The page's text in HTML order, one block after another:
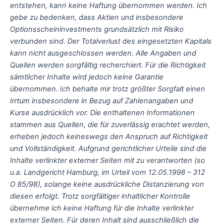
entstehen, kann keine Haftung übernommen werden. Ich
gebe zu bedenken, dass Aktien und insbesondere
Optionsscheininvestments grundsätzlich mit Risiko
verbunden sind. Der Totalverlust des eingesetzten Kapitals
kann nicht ausgeschlossen werden. Alle Angaben und
Quellen werden sorgfältig recherchiert. Für die Richtigkeit
sämtlicher Inhalte wird jedoch keine Garantie
übernommen. Ich behalte mir trotz größter Sorgfalt einen
Irrtum insbesondere in Bezug auf Zahlenangaben und
Kurse ausdrücklich vor. Die enthaltenen Informationen
stammen aus Quellen, die für zuverlässig erachtet werden,
erheben jedoch keineswegs den Anspruch auf Richtigkeit
und Vollständigkeit. Aufgrund gerichtlicher Urteile sind die
Inhalte verlinkter externer Seiten mit zu verantworten (so
u.a. Landgericht Hamburg, im Urteil vom 12.05.1998 – 312
O 85/98), solange keine ausdrückliche Distanzierung von
diesen erfolgt. Trotz sorgfältiger inhaltlicher Kontrolle
übernehme ich keine Haftung für die Inhalte verlinkter
externer Seiten. Für deren Inhalt sind ausschließlich die